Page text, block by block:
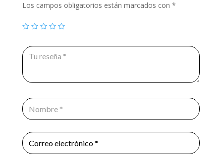
Los campos obligatorios están marcados con *